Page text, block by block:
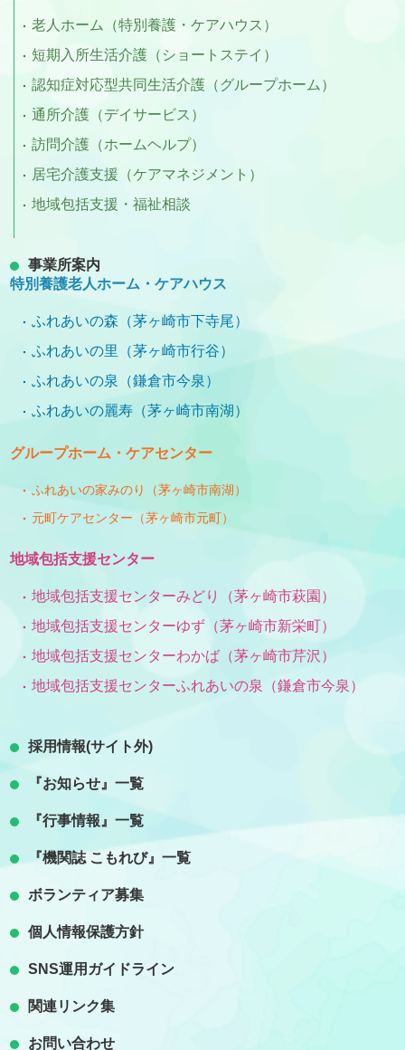
老人ホーム（特別養護・ケアハウス）
短期入所生活介護（ショートステイ）
認知症対応型共同生活介護（グループホーム）
通所介護（デイサービス）
訪問介護（ホームヘルプ）
居宅介護支援（ケアマネジメント）
地域包括支援・福祉相談
事業所案内
特別養護老人ホーム・ケアハウス
ふれあいの森（茅ヶ崎市下寺尾）
ふれあいの里（茅ヶ崎市行谷）
ふれあいの泉（鎌倉市今泉）
ふれあいの麗寿（茅ヶ崎市南湖）
グループホーム・ケアセンター
ふれあいの家みのり（茅ヶ崎市南湖）
元町ケアセンター（茅ヶ崎市元町）
地域包括支援センター
地域包括支援センターみどり（茅ヶ崎市萩園）
地域包括支援センターゆず（茅ヶ崎市新栄町）
地域包括支援センターわかば（茅ヶ崎市芹沢）
地域包括支援センターふれあいの泉（鎌倉市今泉）
採用情報(サイト外)
『お知らせ』一覧
『行事情報』一覧
『機関誌 こもれび』一覧
ボランティア募集
個人情報保護方針
SNS運用ガイドライン
関連リンク集
お問い合わせ